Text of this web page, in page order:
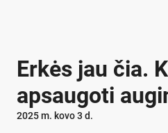
Erkės jau čia.
apsaugoti
2025 m. kovo 3 d.